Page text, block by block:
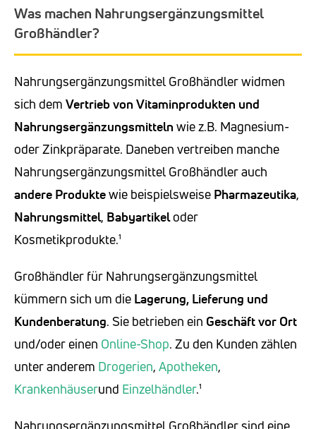
Was machen Nahrungsergänzungsmittel
Großhändler?
Nahrungsergänzungsmittel Großhändler widmen
sich dem Vertrieb von Vitaminprodukten und
Nahrungsergänzungsmitteln wie z.B. Magnesium-
oder Zinkpräparate. Daneben vertreiben manche
Nahrungsergänzungsmittel Großhändler auch
andere Produktewie beispielsweise Pharmazeutika,
Nahrungsmittel, Babyartikeloder
Kosmetikprodukte.¹
Großhändler für Nahrungsergänzungsmittel
kümmern sich um die Lagerung, Lieferung und
Kundenberatung. Sie betrieben ein Geschäft vor Ort
und/oder einen Online-Shop. Zu den Kunden zählen
unter anderem Drogerien, Apotheken,
Krankenhäuserund Einzelhändler.¹